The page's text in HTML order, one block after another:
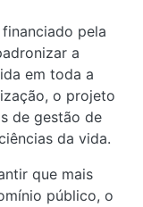
financiado pela
a
em toda a
o projeto
de gestão de
da vida.
que mais
público, o